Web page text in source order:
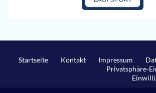
Startseite Kontakt Impressum
Privatsphäre-